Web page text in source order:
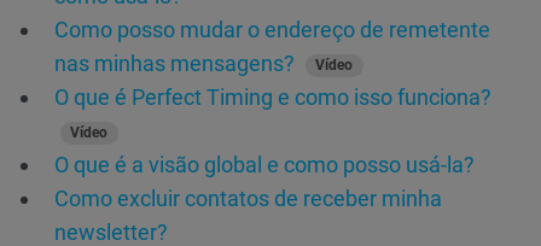
Como posso mudar o endereço de remetente
nas minhas mensagens?
Vídeo
O que é Perfect Timing e como isso funciona?
Vídeo
O que é a visão global e como posso usá-la?
Como excluir contatos de receber minha
newsletter?